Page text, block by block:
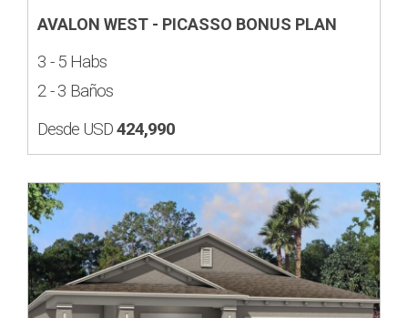
AVALON WEST - PICASSO BONUS PLAN
3 - 5 Habs
2 - 3 Baños
Desde USD424,990